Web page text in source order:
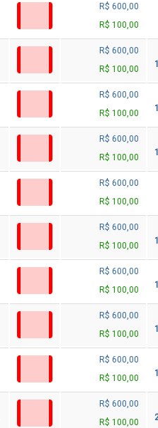
R$ 600,00
R$ 100,00
R$ 600,00
R$ 100,00
R$ 600,00
R$ 100,00
R$ 600,00
R$ 100,00
R$ 600,00
R$ 100,00
R$ 600,00
R$ 100,00
R$ 600,00
R$ 100,00
R$ 600,00
R$ 100,00
R$ 600,00
R$ 100,00
R$ 600,00
R$ 100,00